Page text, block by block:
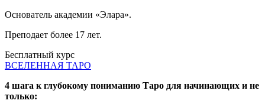
Основатель академии «Элара».
Преподает более 17 лет.
Бесплатный курс
ВСЕЛЕННАЯ ТАРО
4 шага к глубокому пониманию Таро для начинающих и не
только: